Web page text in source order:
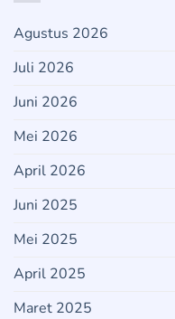
Agustus 2026
Juli 2026
Juni 2026
Mei 2026
April 2026
Juni 2025
Mei 2025
April 2025
Maret 2025